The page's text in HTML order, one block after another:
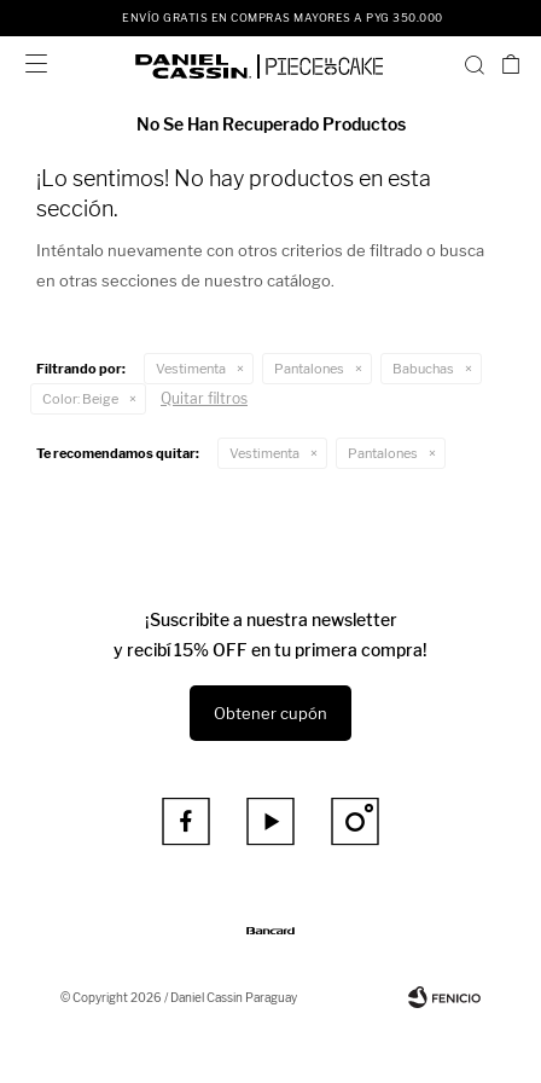
ENVÍO GRATIS EN COMPRAS MAYORES A PYG 350.000

No Se Han Recuperado Productos
¡Lo sentimos! No hay productos en esta
sección.
Inténtalo nuevamente con otros criterios de filtrado o busca
en otras secciones de nuestro catálogo.
Filtrando por: Vestimenta Pantalones
Babuchas
Color: Beige Quitar filtros
Te recomendamos quitar: Vestimenta Pantalones
¡Suscribite a nuestra newsletter
y recibí 15% OFF en tu primera compra!
Obtener cupón
  
© Copyright 2026 / Daniel Cassin Paraguay